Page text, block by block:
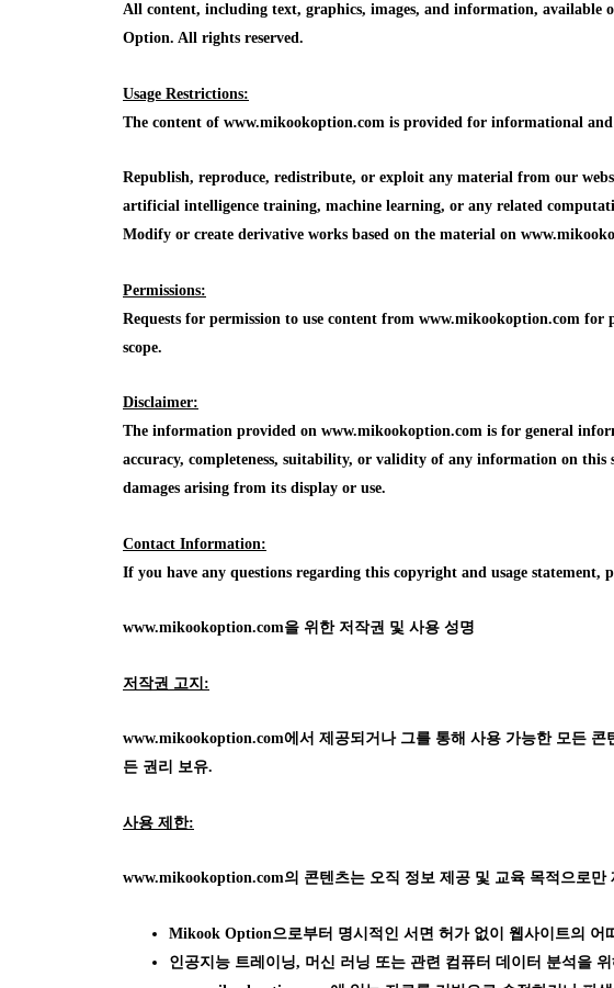
All content, including text, graphics, images, and information,
Option. All rights reserved.
Usage Restrictions:
The content of www.mikookoption.com is provided for informational
Republish, reproduce, redistribute, or exploit any material from our
artificial intelligence training, machine learning, or any related
Modify or create derivative works based on the material on
Permissions:
Requests for permission to use content from www.mikookoption.com
scope.
Disclaimer:
The information provided on www.mikookoption.com is for general
accuracy, completeness, suitability, or validity of any information on
damages arising from its display or use.
Contact Information:
If you have any questions regarding this copyright and usage statement,
www.mikookoption.com을 위한 저작권 및 사용 성명
저작권 고지:
www.mikookoption.com에서 제공되거나 그를 통해 사용 가능한 모든
든 권리 보유.
사용 제한:
www.mikookoption.com의 콘텐츠는 오직 정보 제공 및 교육 목적으로
Mikook Option으로부터 명시적인 서면 허가 없이 웹사이트의
인공지능 트레이닝, 머신 러닝 또는 관련 컴퓨터 데이터 분석을